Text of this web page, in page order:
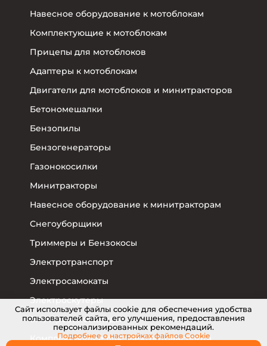
Навесное оборудование к мотоблокам
Комплектующие к мотоблокам
Прицепы для мотоблоков
Адаптеры к мотоблокам
Двигатели для мотоблоков и минитракторов
Бетономешалки
Бензопилы
Бензогенераторы
Газонокосилки
Минитракторы
Навесное оборудование к минитракторам
Снегоуборщики
Триммеры и Бензокосы
Электротранспорт
Электросамокаты
Электроскутеры
Электровелосипеды
Комплектующие для электротранспорта
Cайт использует файлы cookie для обеспечения удобства
пользователей сайта, его улучшения, предоставления
персонализированных рекомендаций.
Подробнее о настройкахфайлов Cookie